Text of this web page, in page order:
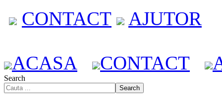
CONTACT
AJUTOR
ACASA CONTACT
Search
Search